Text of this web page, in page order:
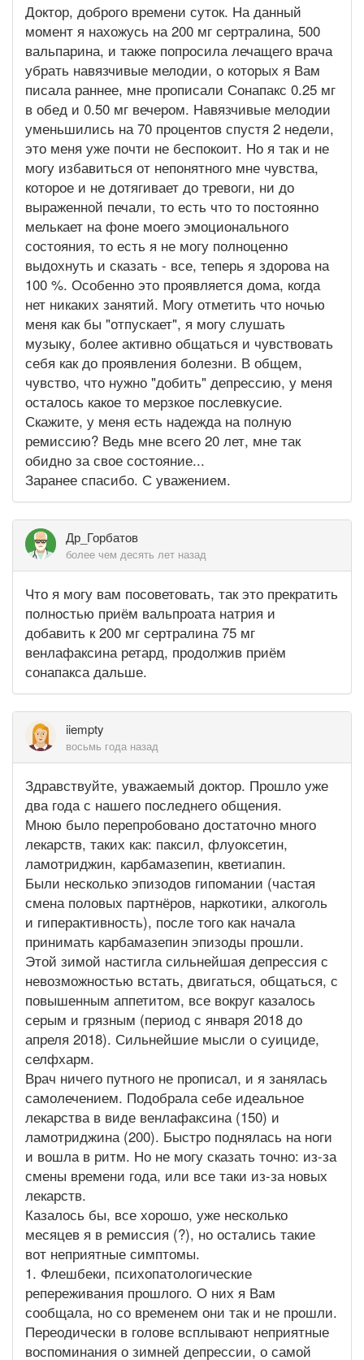
Доктор, доброго времени суток. На данный
момент я нахожусь на 200 мг сертралина, 500
вальпарина, и также попросила лечащего врача
убрать навязчивые мелодии, о которых я Вам
писала раннее, мне прописали Сонапакс 0.25 мг
в обед и 0.50 мг вечером. Навязчивые мелодии
уменьшились на 70 процентов спустя 2 недели,
это меня уже почти не беспокоит. Но я так и не
могу избавиться от непонятного мне чувства,
которое и не дотягивает до тревоги, ни до
выраженной печали, то есть что то постоянно
мелькает на фоне моего эмоционального
состояния, то есть я не могу полноценно
выдохнуть и сказать - все, теперь я здорова на
100 %. Особенно это проявляется дома, когда
нет никаких занятий. Могу отметить что ночью
меня как бы "отпускает", я могу слушать
музыку, более активно общаться и чувствовать
себя как до проявления болезни. В общем,
чувство, что нужно "добить" депрессию, у меня
осталось какое то мерзкое послевкусие.
Скажите, у меня есть надежда на полную
ремиссию? Ведь мне всего 20 лет, мне так
обидно за свое состояние...
Заранее спасибо. С уважением.
Др_Горбатов
более чем десять лет назад
Что я могу вам посоветовать, так это прекратить
полностью приём вальпроата натрия и
добавить к 200 мг сертралина 75 мг
венлафаксина ретард, продолжив приём
сонапакса дальше.
iiempty
восьмь года назад
Здравствуйте, уважаемый доктор. Прошло уже
два года с нашего последнего общения.
Мною было перепробовано достаточно много
лекарств, таких как: паксил, флуоксетин,
ламотриджин, карбамазепин, кветиапин.
Были несколько эпизодов гипомании (частая
смена половых партнёров, наркотики, алкоголь
и гиперактивность), после того как начала
принимать карбамазепин эпизоды прошли.
Этой зимой настигла сильнейшая депрессия с
невозможностью встать, двигаться, общаться, с
повышенным аппетитом, все вокруг казалось
серым и грязным (период с января 2018 до
апреля 2018). Сильнейшие мысли о суициде,
селфхарм.
Врач ничего путного не прописал, и я занялась
самолечением. Подобрала себе идеальное
лекарства в виде венлафаксина (150) и
ламотриджина (200). Быстро поднялась на ноги
и вошла в ритм. Но не могу сказать точно: из-за
смены времени года, или все таки из-за новых
лекарств.
Казалось бы, все хорошо, уже несколько
месяцев я в ремиссия (?), но остались такие
вот неприятные симптомы.
1. Флешбеки, психопатологические
репереживания прошлого. О них я Вам
сообщала, но со временем они так и не прошли.
Переодически в голове всплывают неприятные
воспоминания о зимней депрессии, о самой